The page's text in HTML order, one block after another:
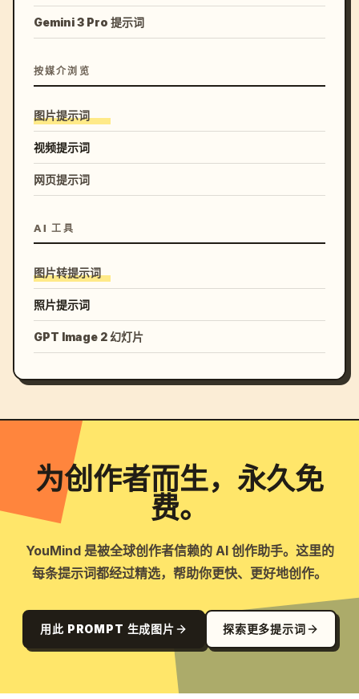
Gemini 3 Pro 提示词
按媒介浏览
图片提示词
视频提示词
网页提示词
AI 工具
图片转提示词
照片提示词
GPT Image 2 幻灯片
为创作者而生，永久免
费。
YouMind 是被全球创作者信赖的 AI 创作助手。这里的
每条提示词都经过精选，帮助你更快、更好地创作。
用此 PROMPT 生成图片 探索更多提示词